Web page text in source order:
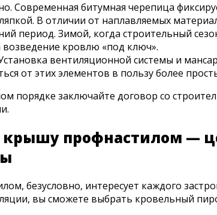
Современная битумная черепица
В отличии от наплавляемых
период. Зимой, когда строительный
кровлю «под ключ».
вентиляционной системы и
от этих элементов в пользу более
порядке заключайте договор со
крышу профнастилом —
безусловно, интересует каждого
вы сможете выбрать кровельный